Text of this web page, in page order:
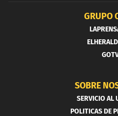
GRUPO
SOBRE
SERVICIO AL
POLITICAS DE